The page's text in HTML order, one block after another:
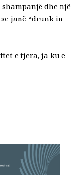
shampanjë dhe një
janë “drunk in
e tjera, ja ku e